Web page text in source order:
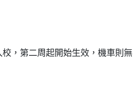
，第二周起開始生效，機車則無